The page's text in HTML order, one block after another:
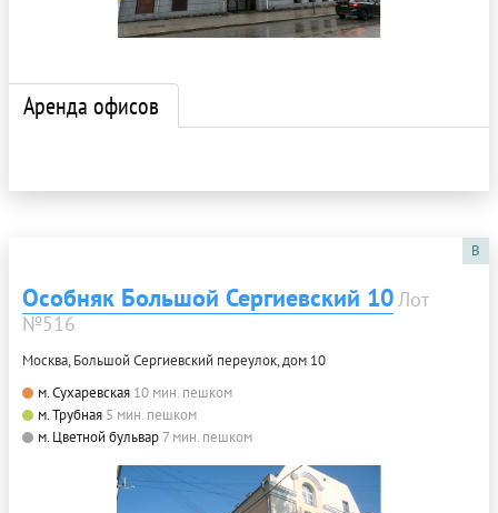
Аренда офисов
B
Особняк Большой Сергиевский 10Лот
№516
Москва, Большой Сергиевский переулок, дом 10
м. Сухаревская 10 мин. пешком
м. Трубная 5 мин. пешком
м. Цветной бульвар 7 мин. пешком